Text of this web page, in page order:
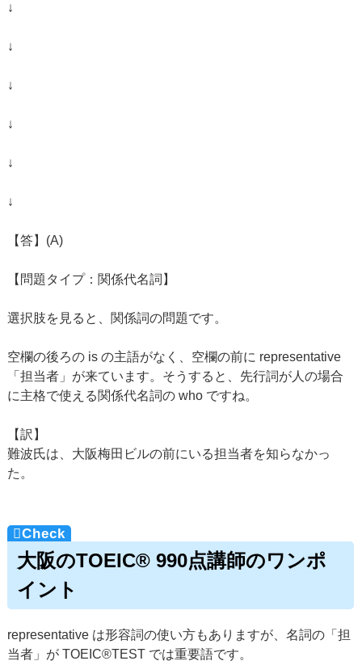
↓
↓
↓
↓
↓
↓
【答】(A)
【問題タイプ：関係代名詞】
選択肢を見ると、関係詞の問題です。
空欄の後ろの is の主語がなく、空欄の前に representative
「担当者」が来ています。そうすると、先行詞が人の場合
に主格で使える関係代名詞の who ですね。
【訳】
難波氏は、大阪梅田ビルの前にいる担当者を知らなかっ
た。
大阪のTOEIC® 990点講師のワンポ
イント
representative は形容詞の使い方もありますが、名詞の「担
当者」が TOEIC®TEST では重要語です。